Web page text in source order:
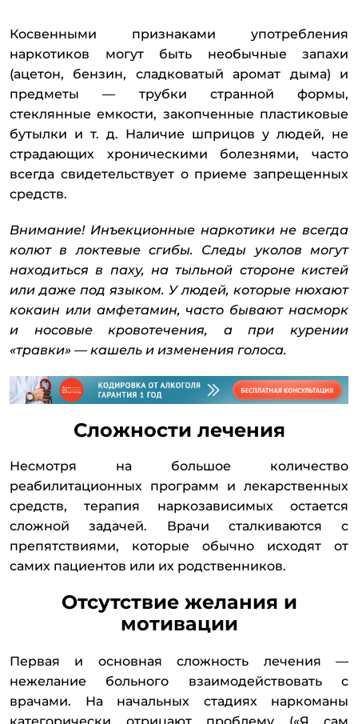
Косвенными признаками употребления
наркотиков могут быть необычные запахи
(ацетон, бензин, сладковатый аромат дыма) и
предметы — трубки странной формы,
стеклянные емкости, закопченные пластиковые
бутылки и т. д. Наличие шприцов у людей, не
страдающих хроническими болезнями, часто
всегда свидетельствует о приеме запрещенных
средств.
Внимание! Инъекционные наркотики не всегда
колют в локтевые сгибы. Следы уколов могут
находиться в паху, на тыльной стороне кистей
или даже под языком. У людей, которые нюхают
кокаин или амфетамин, часто бывают насморк
и носовые кровотечения, а при курении
«травки» — кашель и изменения голоса.
Сложности лечения
Несмотря на большое количество
реабилитационных программ и лекарственных
средств, терапия наркозависимых остается
сложной задачей. Врачи сталкиваются с
препятствиями, которые обычно исходят от
самих пациентов или их родственников.
Отсутствие желания и
мотивации
Первая и основная сложность лечения —
нежелание больного взаимодействовать с
врачами. На начальных стадиях наркоманы